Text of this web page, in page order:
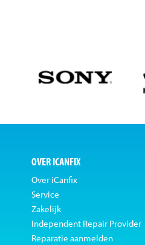
OVER ICANFIX
Over iCanfix
Service
Zakelijk
Independent Repair Provider
Reparatie aanmelden